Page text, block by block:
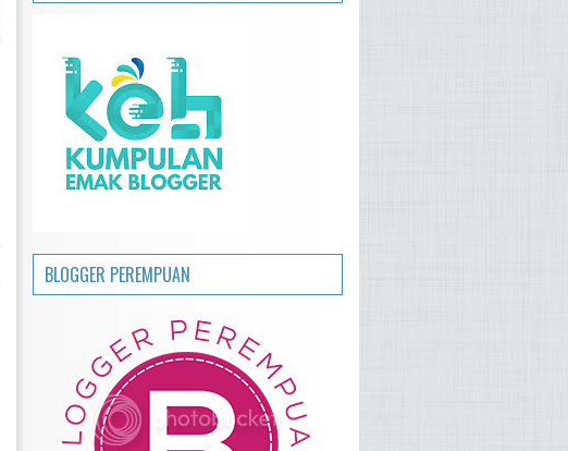
BLOGGER PEREMPUAN